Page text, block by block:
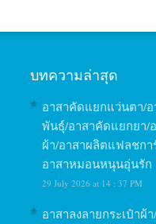
บทความล่าสุด
อาสาคัดแยกแว่นตา/
พันธุ์/อาสาคัดแยกยา/
ผ้า/อาสาผลิตแฟลชกา
อาสาหมอนหนุนอุ่นรัก
29 July 2026 at 14 : 37 PM
อาสาลงลายกระเป๋าผ้